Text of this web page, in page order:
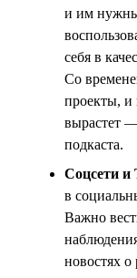
и им нужны
себя в
Со
проекты, и
вырастет
подкаста.
Соцсети и
в
Важно
новостях